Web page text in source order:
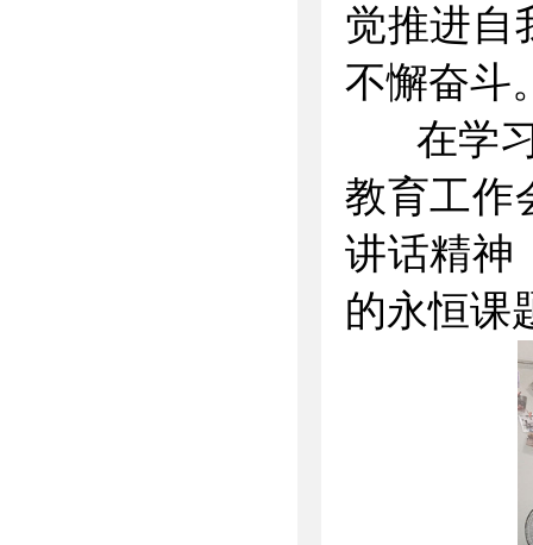
觉推进自
不懈奋斗
在学习
教育工作
讲话精神
的永恒课